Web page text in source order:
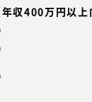
年収400万円以